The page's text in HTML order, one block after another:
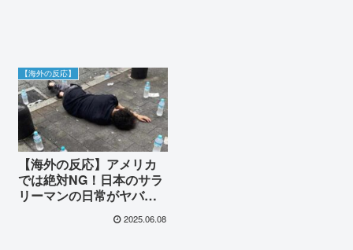
【海外の反応】
【海外の反応】アメリカ
では絶対NG！日本のサラ
リーマンの日常がヤバす
ぎると海外で話題に…
『路上で寝て、コンビニ
2025.06.08